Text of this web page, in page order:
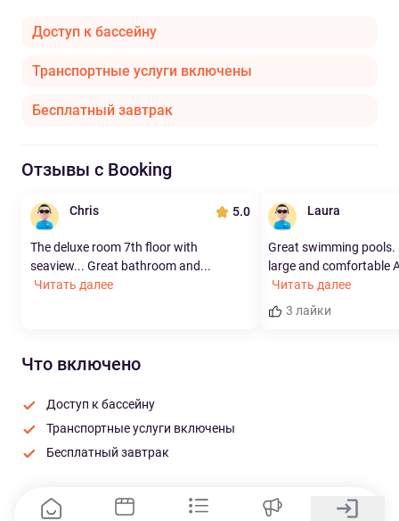
Доступ к бассейну
Транспортные услуги включены
Бесплатный завтрак
Отзывы с Booking
Chris 5.0
The deluxe room 7th floor with
seaview... Great bathroom and...
Читать далее
Laura
Great swimming pools.
large and comfortable
Читать далее
3 лайки
Что включено
Доступ к бассейну
Транспортные услуги включены
Бесплатный завтрак